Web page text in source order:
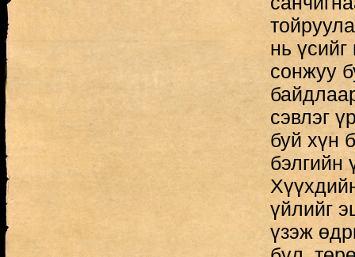
нь
сонжуу
сэвлэг
буй хүн
бэлгийн
үйлийг
үзэж